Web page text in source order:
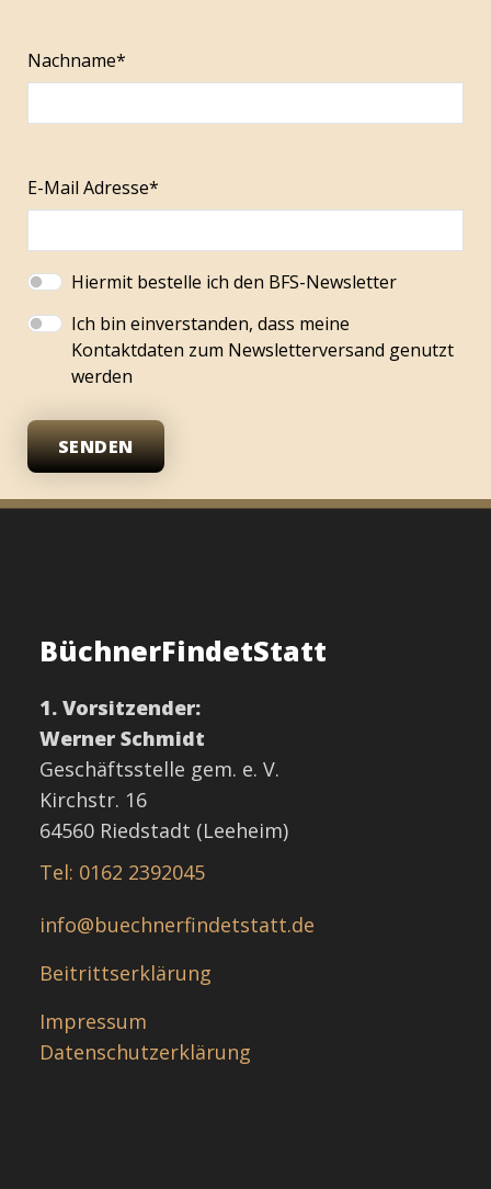
Nachname*
E-Mail Adresse*
Hiermit bestelle ich den BFS-Newsletter
Ich bin einverstanden, dass meine
Kontaktdaten zum Newsletterversand genutzt
werden
SENDEN
BüchnerFindetStatt
1. Vorsitzender:
Werner Schmidt
Geschäftsstelle gem. e. V.
Kirchstr. 16
64560 Riedstadt (Leeheim)
Tel: 0162 2392045
info@buechnerfindetstatt.de
Beitrittserklärung
Impressum
Datenschutzerklärung